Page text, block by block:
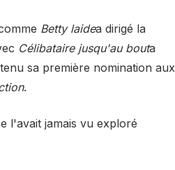
Betty laidea dirigé la
Célibataire jusqu'au bouta
sa première nomination aux
.
l'avait jamais vu exploré